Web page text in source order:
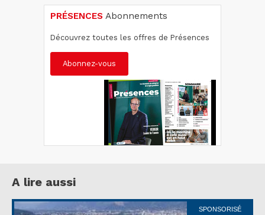
PRÉSENCES Abonnements
Découvrez toutes les offres de Présences
Abonnez-vous
A lire aussi
SPONSORISÉ